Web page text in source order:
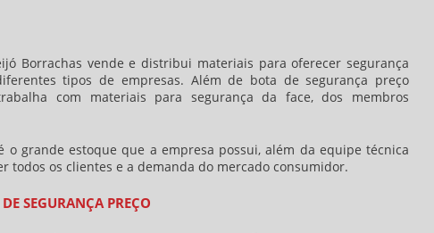
Borrachas vende e distribui materiais para oferecer segurança
tipos de empresas. Além de bota de segurança preço
com materiais para segurança da face, dos membros
o grande estoque que a empresa possui, além da equipe técnica
todos os clientes e a demanda do mercado consumidor.
SEGURANÇA PREÇO